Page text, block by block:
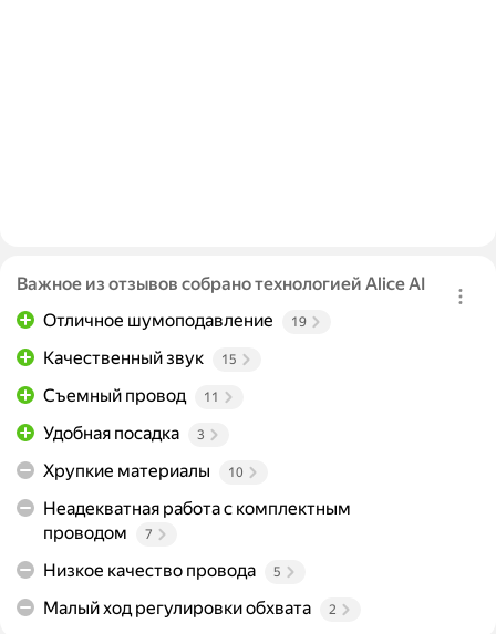
Важное из отзывов собрано технологией Alice AI
Отличное шумоподавление
19
Качественный звук 15
Съемный провод 11
Удобная посадка 3
Хрупкие материалы 10
Неадекватная работа с комплектным
проводом
7
Низкое качество провода 5
Малый ход регулировки обхвата 2